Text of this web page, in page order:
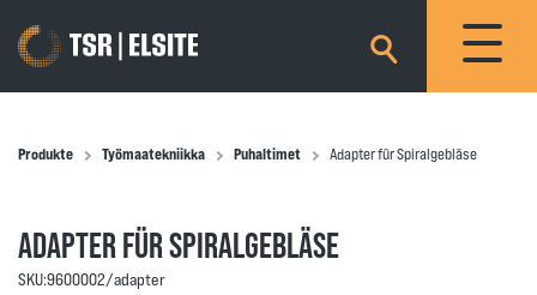
×
Produkte Työmaatekniikka Puhaltimet Adapter für Spiralgebläse
ADAPTER FÜR SPIRALGEBLÄSE
SKU:9600002/adapter